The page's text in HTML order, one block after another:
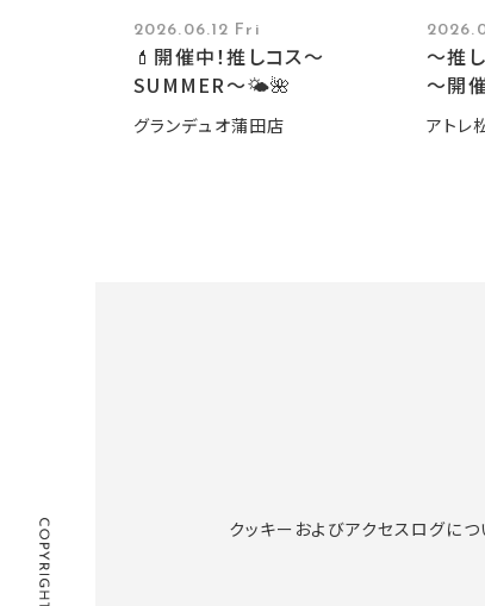
2026.06.12 Fri
💄開催中！推しコス〜
SUMMER〜🌤️🌺
グランデュオ蒲田店
～推
～開
アトレ
クッキーおよびアクセスログにつ